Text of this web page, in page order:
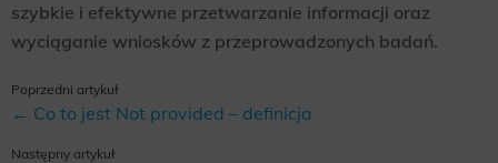
szybkie i efektywne przetwarzanie informacji oraz
wyciąganie wniosków z przeprowadzonych badań.
Poprzedni artykuł
← Co to jest Not provided – definicja
Następny artykuł